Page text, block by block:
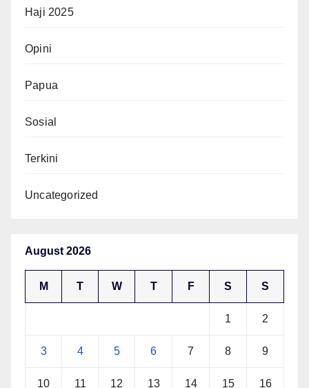
Haji 2025
Opini
Papua
Sosial
Terkini
Uncategorized
August 2026
M T W T F S S
1 2
3 4 5 6 7 8 9
10 11 12 13 14 15 16